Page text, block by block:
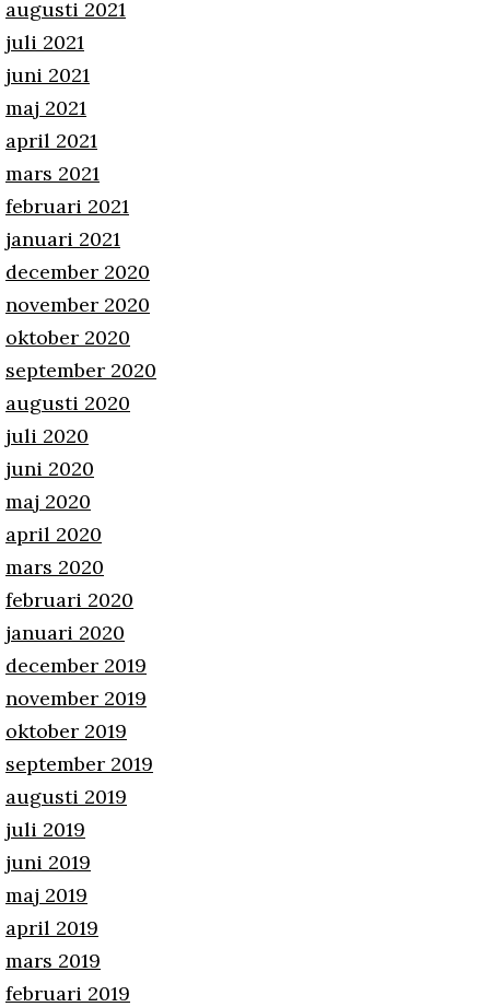
augusti 2021
juli 2021
juni 2021
maj 2021
april 2021
mars 2021
februari 2021
januari 2021
december 2020
november 2020
oktober 2020
september 2020
augusti 2020
juli 2020
juni 2020
maj 2020
april 2020
mars 2020
februari 2020
januari 2020
december 2019
november 2019
oktober 2019
september 2019
augusti 2019
juli 2019
juni 2019
maj 2019
april 2019
mars 2019
februari 2019